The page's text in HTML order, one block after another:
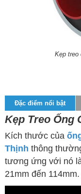
Kẹp treo
Đặc điểm nổi bật
Kẹp Treo Ống
Kích thước của
Thịnh thông
tương ứng với nó
21mm đến 114mm.